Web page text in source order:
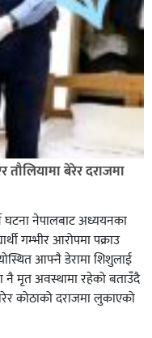
बेरेर दराजमा
घटना नेपालबाट अध्ययनका
गम्भीर आरोपमा पक्राउ
आफ्नै डेरामा शिशुलाई
नै मृत अवस्थामा रहेको बताउँदै
कोठाको दराजमा लुकाएको